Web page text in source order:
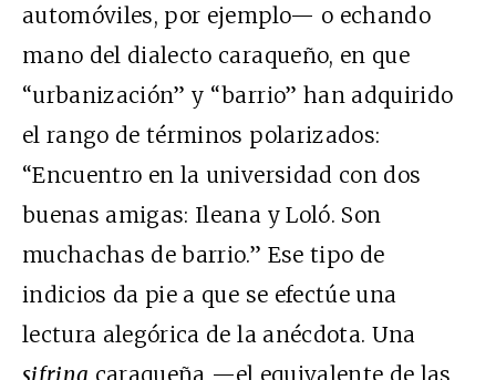
automóviles, por ejemplo— o echando
mano del dialecto caraqueño, en que
“urbanización” y “barrio” han adquirido
el rango de términos polarizados:
“Encuentro en la universidad con dos
buenas amigas: Ileana y Loló. Son
muchachas de barrio.” Ese tipo de
indicios da pie a que se efectúe una
lectura alegórica de la anécdota. Una
sifrina caraqueña —el equivalente de las